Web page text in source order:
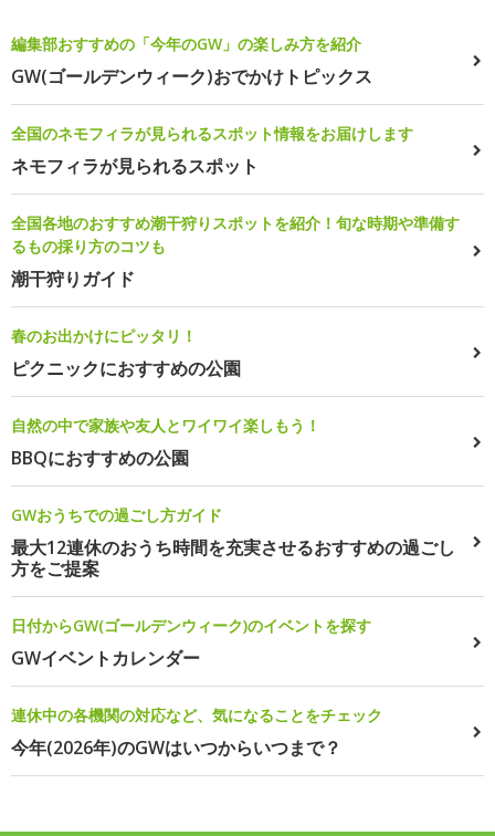
編集部おすすめの「今年のGW」の楽しみ方を紹介
GW(ゴールデンウィーク)おでかけトピックス
全国のネモフィラが見られるスポット情報をお届けします
ネモフィラが見られるスポット
全国各地のおすすめ潮干狩りスポットを紹介！旬な時期や準備す
るもの採り方のコツも
潮干狩りガイド
春のお出かけにピッタリ！
ピクニックにおすすめの公園
自然の中で家族や友人とワイワイ楽しもう！
BBQにおすすめの公園
GWおうちでの過ごし方ガイド
最大12連休のおうち時間を充実させるおすすめの過ごし
方をご提案
日付からGW(ゴールデンウィーク)のイベントを探す
GWイベントカレンダー
連休中の各機関の対応など、気になることをチェック
今年(2026年)のGWはいつからいつまで？